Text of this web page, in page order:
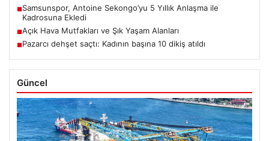
■Samsunspor, Antoine Sekongo’yu 5 Yıllık Anlaşma ile
Kadrosuna Ekledi
■Açık Hava Mutfakları ve Şık Yaşam Alanları
■Pazarcı dehşet saçtı: Kadının başına 10 dikiş atıldı
Güncel